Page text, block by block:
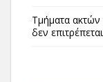
Τμήματα ακτών
δεν